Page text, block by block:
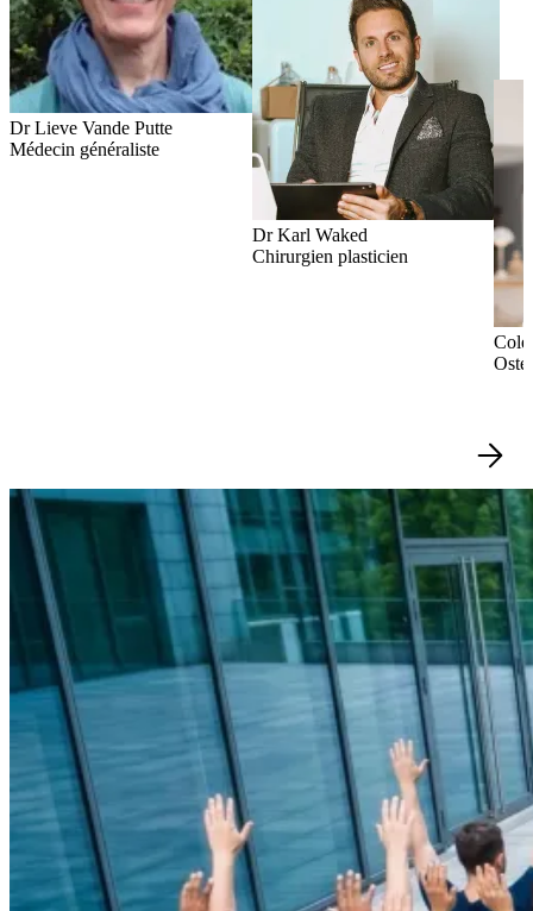
Dr Lieve Vande Putte
Médecin généraliste
Dr Karl Waked
Chirurgien plasticien